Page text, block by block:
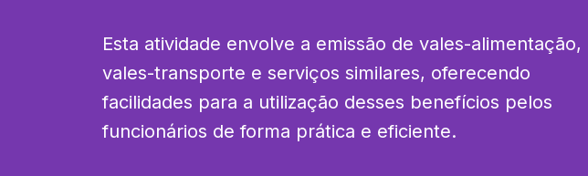
Esta atividade envolve a emissão de vales-alimentação,
vales-transporte e serviços similares, oferecendo
facilidades para a utilização desses benefícios pelos
funcionários de forma prática e eficiente.